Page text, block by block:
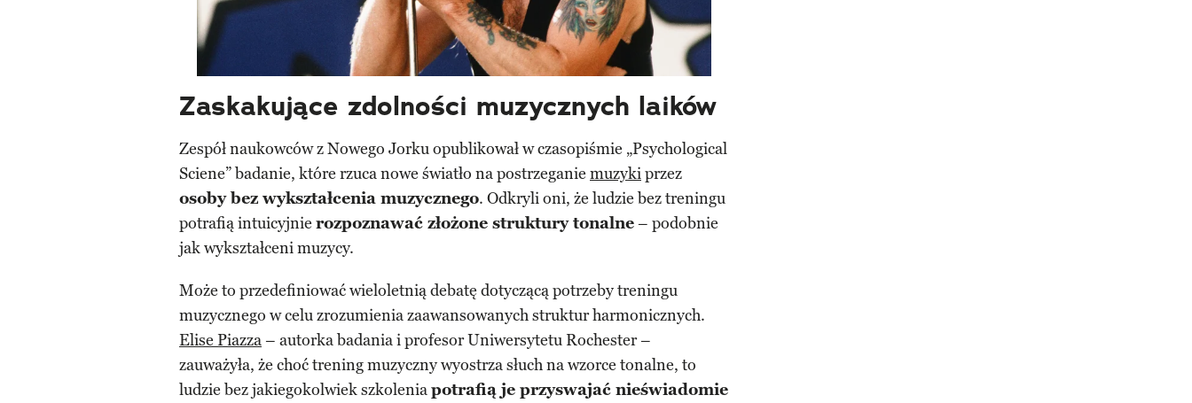
Zaskakujące zdolności muzycznych laików
Zespół naukowców z Nowego Jorku opublikował w czasopiśmie „Psychological
Sciene” badanie, które rzuca nowe światło na postrzeganie muzykiprzez
osoby bez wykształcenia muzycznego. Odkryli oni, że ludzie bez treningu
potrafią intuicyjnie rozpoznawać złożone struktury tonalne– podobnie
jak wykształceni muzycy.
Może to przedefiniować wieloletnią debatę dotyczącą potrzeby treningu
muzycznego w celu zrozumienia zaawansowanych struktur harmonicznych.
Elise Piazza– autorka badania i profesor Uniwersytetu Rochester –
zauważyła, że choć trening muzyczny wyostrza słuch na wzorce tonalne, to
ludzie bez jakiegokolwiek szkoleniapotrafią je przyswajać nieświadomie